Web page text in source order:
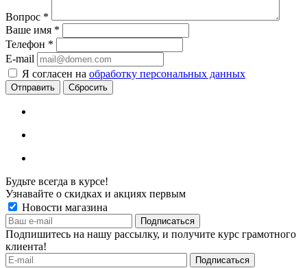
Вопрос *
Ваше имя *
Телефон *
E-mail
Я согласен на обработку персональных данных
Сбросить
Будьте всегда в курсе!
Узнавайте о скидках и акциях первым
Новости магазина
Подпишитесь на нашу рассылку, и получите курс грамотного
клиента!